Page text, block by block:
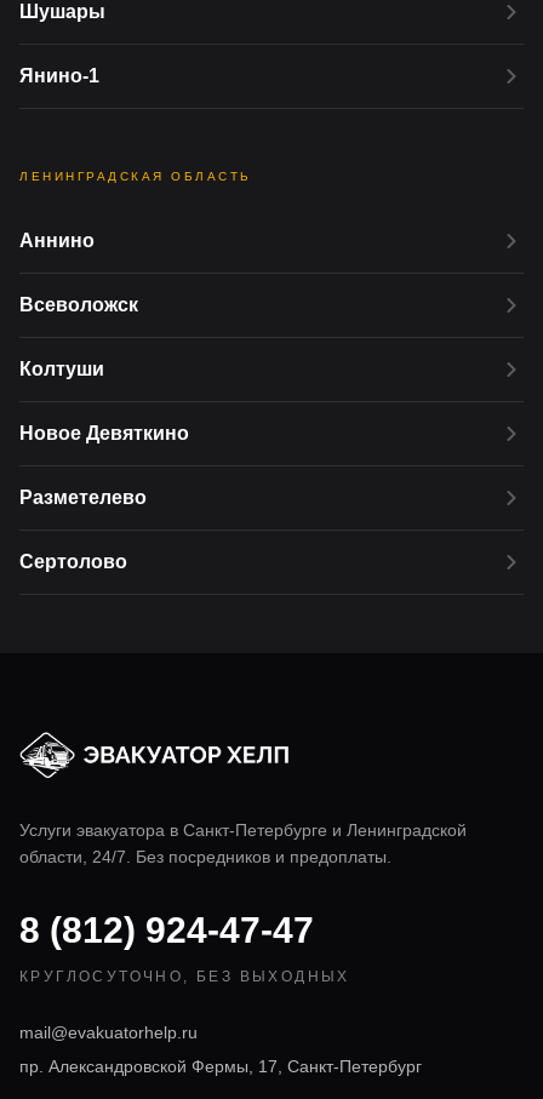
Шушары
Янино-1
ЛЕНИНГРАДСКАЯ ОБЛАСТЬ
Аннино
Всеволожск
Колтуши
Новое Девяткино
Разметелево
Сертолово
Услуги эвакуатора в Санкт-Петербурге и Ленинградской
области, 24/7. Без посредников и предоплаты.
8 (812) 924-47-47
КРУГЛОСУТОЧНО, БЕЗ ВЫХОДНЫХ
mail@evakuatorhelp.ru
пр. Александровской Фермы, 17, Санкт-Петербург